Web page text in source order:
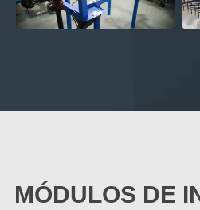
MÓDULOS DE